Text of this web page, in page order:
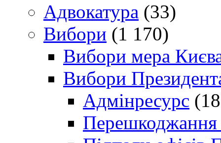
Адвокатура (33)
Вибори (1 170)
Вибори мера
Вибори
Адмінресурс
Перешкоджання